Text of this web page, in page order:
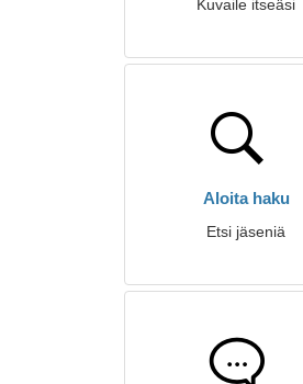
Kuvaile itseäsi
Aloita haku
Etsi jäseniä